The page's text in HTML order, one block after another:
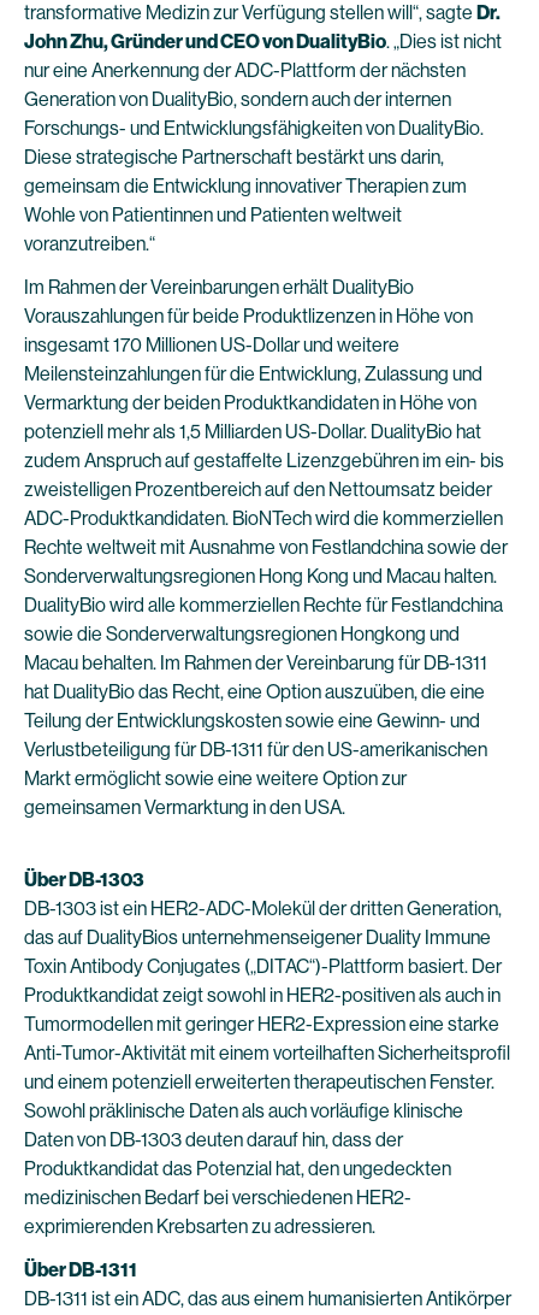
transformative Medizin zur Verfügung stellen will“, sagte Dr.
John Zhu, Gründer und CEO von DualityBio. „Dies ist nicht
nur eine Anerkennung der ADC-Plattform der nächsten
Generation von DualityBio, sondern auch der internen
Forschungs- und Entwicklungsfähigkeiten von DualityBio.
Diese strategische Partnerschaft bestärkt uns darin,
gemeinsam die Entwicklung innovativer Therapien zum
Wohle von Patientinnen und Patienten weltweit
voranzutreiben.“
Im Rahmen der Vereinbarungen erhält DualityBio
Vorauszahlungen für beide Produktlizenzen in Höhe von
insgesamt 170 Millionen US-Dollar und weitere
Meilensteinzahlungen für die Entwicklung, Zulassung und
Vermarktung der beiden Produktkandidaten in Höhe von
potenziell mehr als 1,5 Milliarden US-Dollar. DualityBio hat
zudem Anspruch auf gestaffelte Lizenzgebühren im ein- bis
zweistelligen Prozentbereich auf den Nettoumsatz beider
ADC-Produktkandidaten. BioNTech wird die kommerziellen
Rechte weltweit mit Ausnahme von Festlandchina sowie der
Sonderverwaltungsregionen Hong Kong und Macau halten.
DualityBio wird alle kommerziellen Rechte für Festlandchina
sowie die Sonderverwaltungsregionen Hongkong und
Macau behalten. Im Rahmen der Vereinbarung für DB-1311
hat DualityBio das Recht, eine Option auszuüben, die eine
Teilung der Entwicklungskosten sowie eine Gewinn- und
Verlustbeteiligung für DB-1311 für den US-amerikanischen
Markt ermöglicht sowie eine weitere Option zur
gemeinsamen Vermarktung in den USA.
Über DB-1303
DB-1303 ist ein HER2-ADC-Molekül der dritten Generation,
das auf DualityBios unternehmenseigener Duality Immune
Toxin Antibody Conjugates („DITAC“)-Plattform basiert. Der
Produktkandidat zeigt sowohl in HER2-positiven als auch in
Tumormodellen mit geringer HER2-Expression eine starke
Anti-Tumor-Aktivität mit einem vorteilhaften Sicherheitsprofil
und einem potenziell erweiterten therapeutischen Fenster.
Sowohl präklinische Daten als auch vorläufige klinische
Daten von DB-1303 deuten darauf hin, dass der
Produktkandidat das Potenzial hat, den ungedeckten
medizinischen Bedarf bei verschiedenen HER2-
exprimierenden Krebsarten zu adressieren.
Über DB-1311
DB-1311 ist ein ADC, das aus einem humanisierten Antikörper